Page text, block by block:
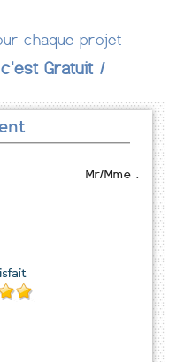
chaque projet
c'est Gratuit !
Mr/Mme .